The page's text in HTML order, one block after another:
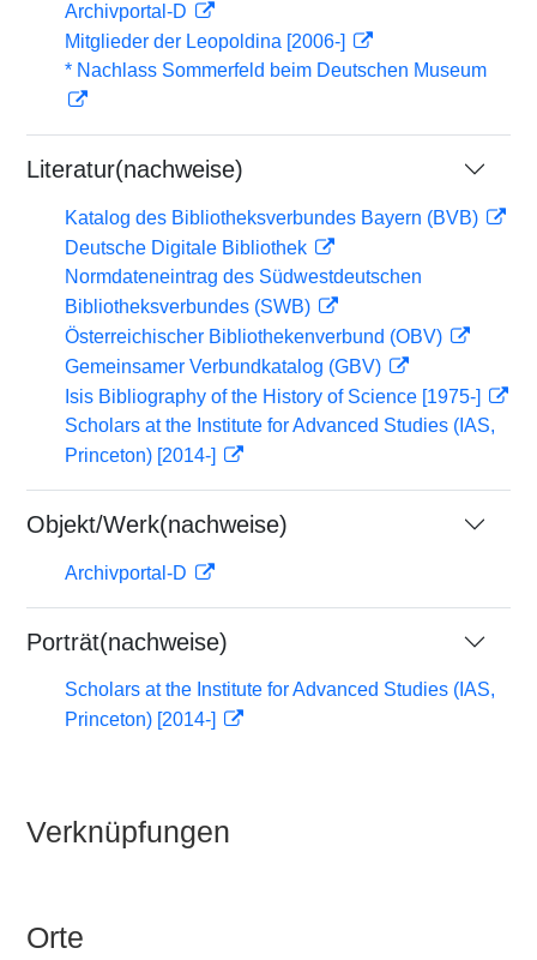
Archivportal-D
Mitglieder der Leopoldina [2006-]
* Nachlass Sommerfeld beim Deutschen Museum
Literatur(nachweise)
Katalog des Bibliotheksverbundes Bayern (BVB)
Deutsche Digitale Bibliothek
Normdateneintrag des Südwestdeutschen
Bibliotheksverbundes (SWB)
Österreichischer Bibliothekenverbund (OBV)
Gemeinsamer Verbundkatalog (GBV)
Isis Bibliography of the History of Science [1975-]
Scholars at the Institute for Advanced Studies (IAS,
Princeton) [2014-]
Objekt/Werk(nachweise)
Archivportal-D
Porträt(nachweise)
Scholars at the Institute for Advanced Studies (IAS,
Princeton) [2014-]
Verknüpfungen
Orte